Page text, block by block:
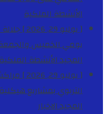
الأنشطة الملكية
[ يوليو 29, 2026 ]
يومي الخميس
المجيدالأنشطة
[ يوليو 29, 2026 ]
التربوي بمشاريع
المجيدالاخبار